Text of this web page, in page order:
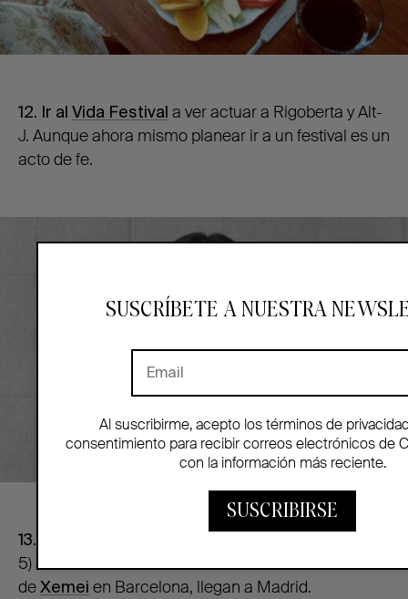
12. Ir al Vida Festival a ver actuar a Rigoberta y Alt-
J. Aunque ahora mismo planear ir a un festival es un
acto de fe.
13. Cenar en
5) auténtica comida veneciana. Los fundadores
deXemei en Barcelona, llegan a Madrid.
SUSCRÍBETE A NUESTRA
Al suscribirme, acepto los términos de
consentimiento para recibir correos electrónicos de
con la información más reciente.
SUSCRIBIRSE